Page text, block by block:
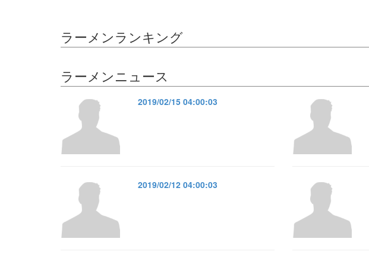
ラーメンランキング
ラーメンニュース
2019/02/15 04:00:03
2019/02/12 04:00:03